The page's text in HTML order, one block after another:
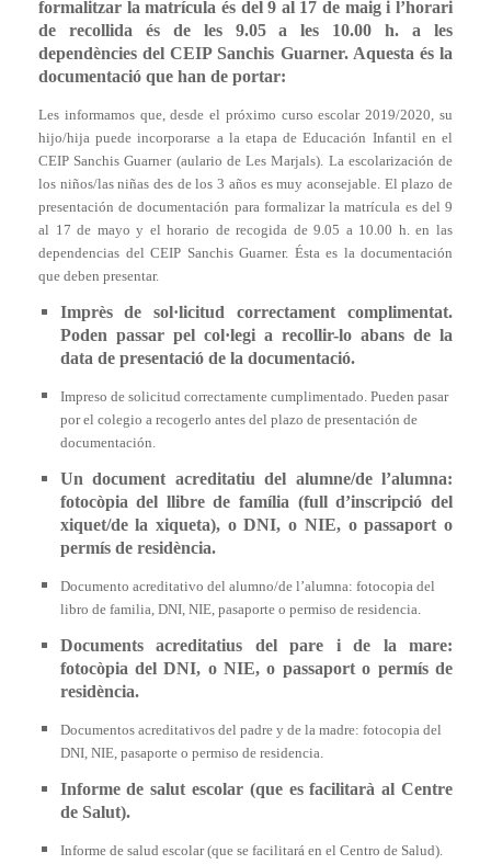
formalitzar la matrícula és del 9 al 17 de maig i l’horari
de recollida és de les 9.05 a les 10.00 h. a les
dependències del CEIP Sanchis Guarner. Aquesta és la
documentació que han de portar:
Les informamos que, desde el próximo curso escolar 2019/2020, su
hijo/hija puede incorporarse a la etapa de Educación Infantil en el
CEIP Sanchis Guarner (aulario de Les Marjals). La escolarización de
los niños/las niñas des de los 3 años es muy aconsejable. El plazo de
presentación de documentación para formalizar la matrícula es del 9
al 17 de mayo y el horario de recogida de 9.05 a 10.00 h. en las
dependencias del CEIP Sanchis Guarner. Ésta es la documentación
que deben presentar.
Imprès de sol·licitud correctament complimentat.
Poden passar pel col·legi a recollir-lo abans de la
data de presentació de la documentació.
Impreso de solicitud correctamente cumplimentado. Pueden pasar
por el colegio a recogerlo antes del plazo de presentación de
documentación.
Un document acreditatiu del alumne/de l’alumna:
fotocòpia del llibre de família (full d’inscripció del
xiquet/de la xiqueta), o DNI, o NIE, o passaport o
permís de residència.
Documento acreditativo del alumno/de l’alumna: fotocopia del
libro de familia, DNI, NIE, pasaporte o permiso de residencia.
Documents acreditatius del pare i de la mare:
fotocòpia del DNI, o NIE, o passaport o permís de
residència.
Documentos acreditativos del padre y de la madre: fotocopia del
DNI, NIE, pasaporte o permiso de residencia.
Informe de salut escolar (que es facilitarà al Centre
de Salut).
Informe de salud escolar (que se facilitará en el Centro de Salud).